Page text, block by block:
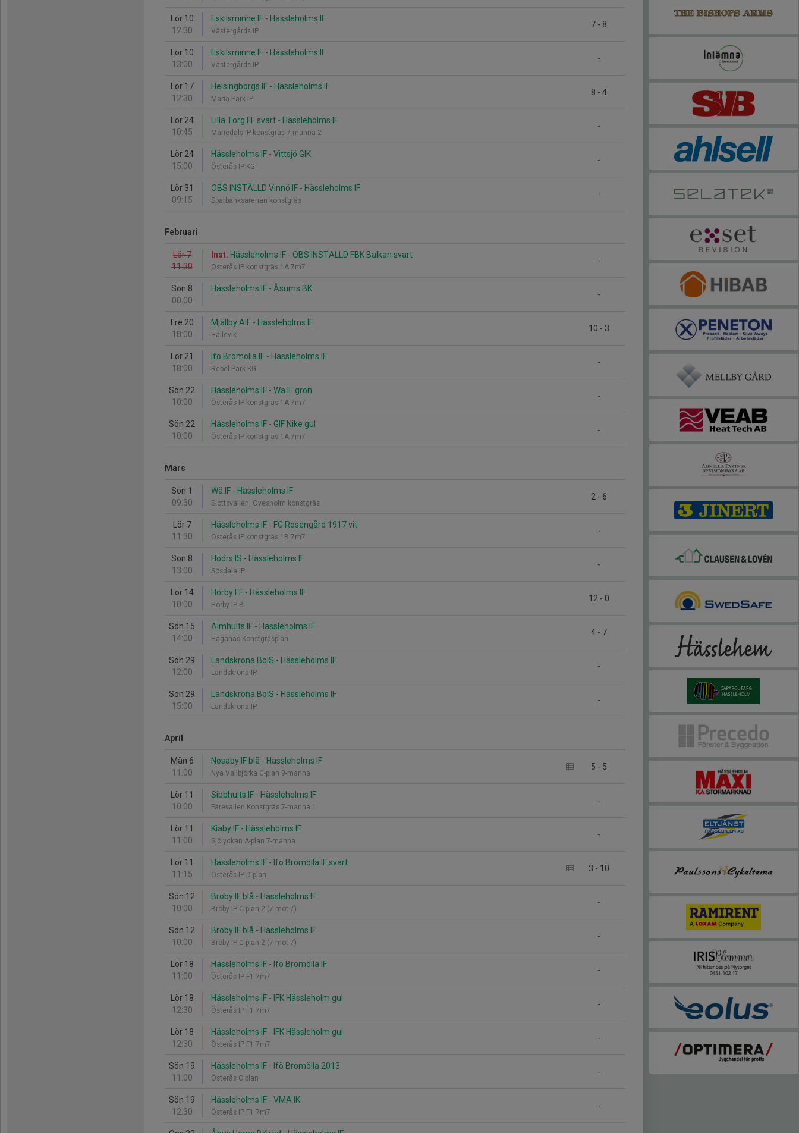
Lör 10
12:30
7 - 8
Eskilsminne IF - Hässleholms IF
Västergårds IP
Lör 10
13:00
-
Eskilsminne IF - Hässleholms IF
Västergårds IP
Lör 17
12:30
8 - 4
Helsingborgs IF - Hässleholms IF
Maria Park IP
Lör 24
10:45
-
Lilla Torg FF svart - Hässleholms IF
Mariedals IP konstgräs 7-manna 2
Lör 24
15:00
-
Hässleholms IF - Vittsjö GIK
Österås IP KG
Lör 31
09:15
-
OBS INSTÄLLD Vinnö IF - Hässleholms IF
Sparbanksarenan konstgräs
Februari
Lör 7
11:30
-
Inst. Hässleholms IF - OBS INSTÄLLD FBK Balkan svart
Österås IP konstgräs 1A 7m7
Sön 8
00:00
-
Hässleholms IF - Åsums BK
Fre 20
18:00
10 - 3
Mjällby AIF - Hässleholms IF
Hällevik
Lör 21
18:00
-
Ifö Bromölla IF - Hässleholms IF
Rebel Park KG
Sön 22
10:00
-
Hässleholms IF - Wä IF grön
Österås IP konstgräs 1A 7m7
Sön 22
10:00
-
Hässleholms IF - GIF Nike gul
Österås IP konstgräs 1A 7m7
Mars
Sön 1
09:30
2 - 6
Wä IF - Hässleholms IF
Slottsvallen, Ovesholm konstgräs
Lör 7
11:30
-
Hässleholms IF - FC Rosengård 1917 vit
Österås IP konstgräs 1B 7m7
Sön 8
13:00
-
Höörs IS - Hässleholms IF
Sösdala IP
Lör 14
10:00
12 - 0
Hörby FF - Hässleholms IF
Hörby IP B
Sön 15
14:00
4 - 7
Älmhults IF - Hässleholms IF
Haganäs Konstgräsplan
Sön 29
12:00
-
Landskrona BoIS - Hässleholms IF
Landskrona IP
Sön 29
15:00
-
Landskrona BoIS - Hässleholms IF
Landskrona IP
April
Mån 6
11:00
5 - 5
Nosaby IF blå - Hässleholms IF
Nya Vallbjörka C-plan 9-manna
Lör 11
10:00
-
Sibbhults IF - Hässleholms IF
Färevallen Konstgräs 7-manna 1
Lör 11
11:00
-
Kiaby IF - Hässleholms IF
Sjölyckan A-plan 7-manna
Lör 11
11:15
3 - 10
Hässleholms IF - Ifö Bromölla IF svart
Österås IP D-plan
Sön 12
10:00
-
Broby IF blå - Hässleholms IF
Broby IP C-plan 2 (7 mot 7)
Sön 12
10:00
-
Broby IF blå - Hässleholms IF
Broby IP C-plan 2 (7 mot 7)
Lör 18
11:00
-
Hässleholms IF - Ifö Bromölla IF
Österås IP F1 7m7
Lör 18
12:30
-
Hässleholms IF - IFK Hässleholm gul
Österås IP F1 7m7
Lör 18
12:30
-
Hässleholms IF - IFK Hässleholm gul
Österås IP F1 7m7
Sön 19
11:00
-
Hässleholms IF - Ifö Bromölla 2013
Österås C plan
Sön 19
12:30
-
Hässleholms IF - VMA IK
Österås IP F1 7m7